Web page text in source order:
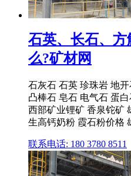
石英、长石、
么?矿材网
石灰石 石英 珍珠岩 地
凸棒石 皂石 电气石 蛋
西部矿业锂矿 香泉铊矿
生高钙奶粉 霞石粉价格
联系电话: 180 3780 8511